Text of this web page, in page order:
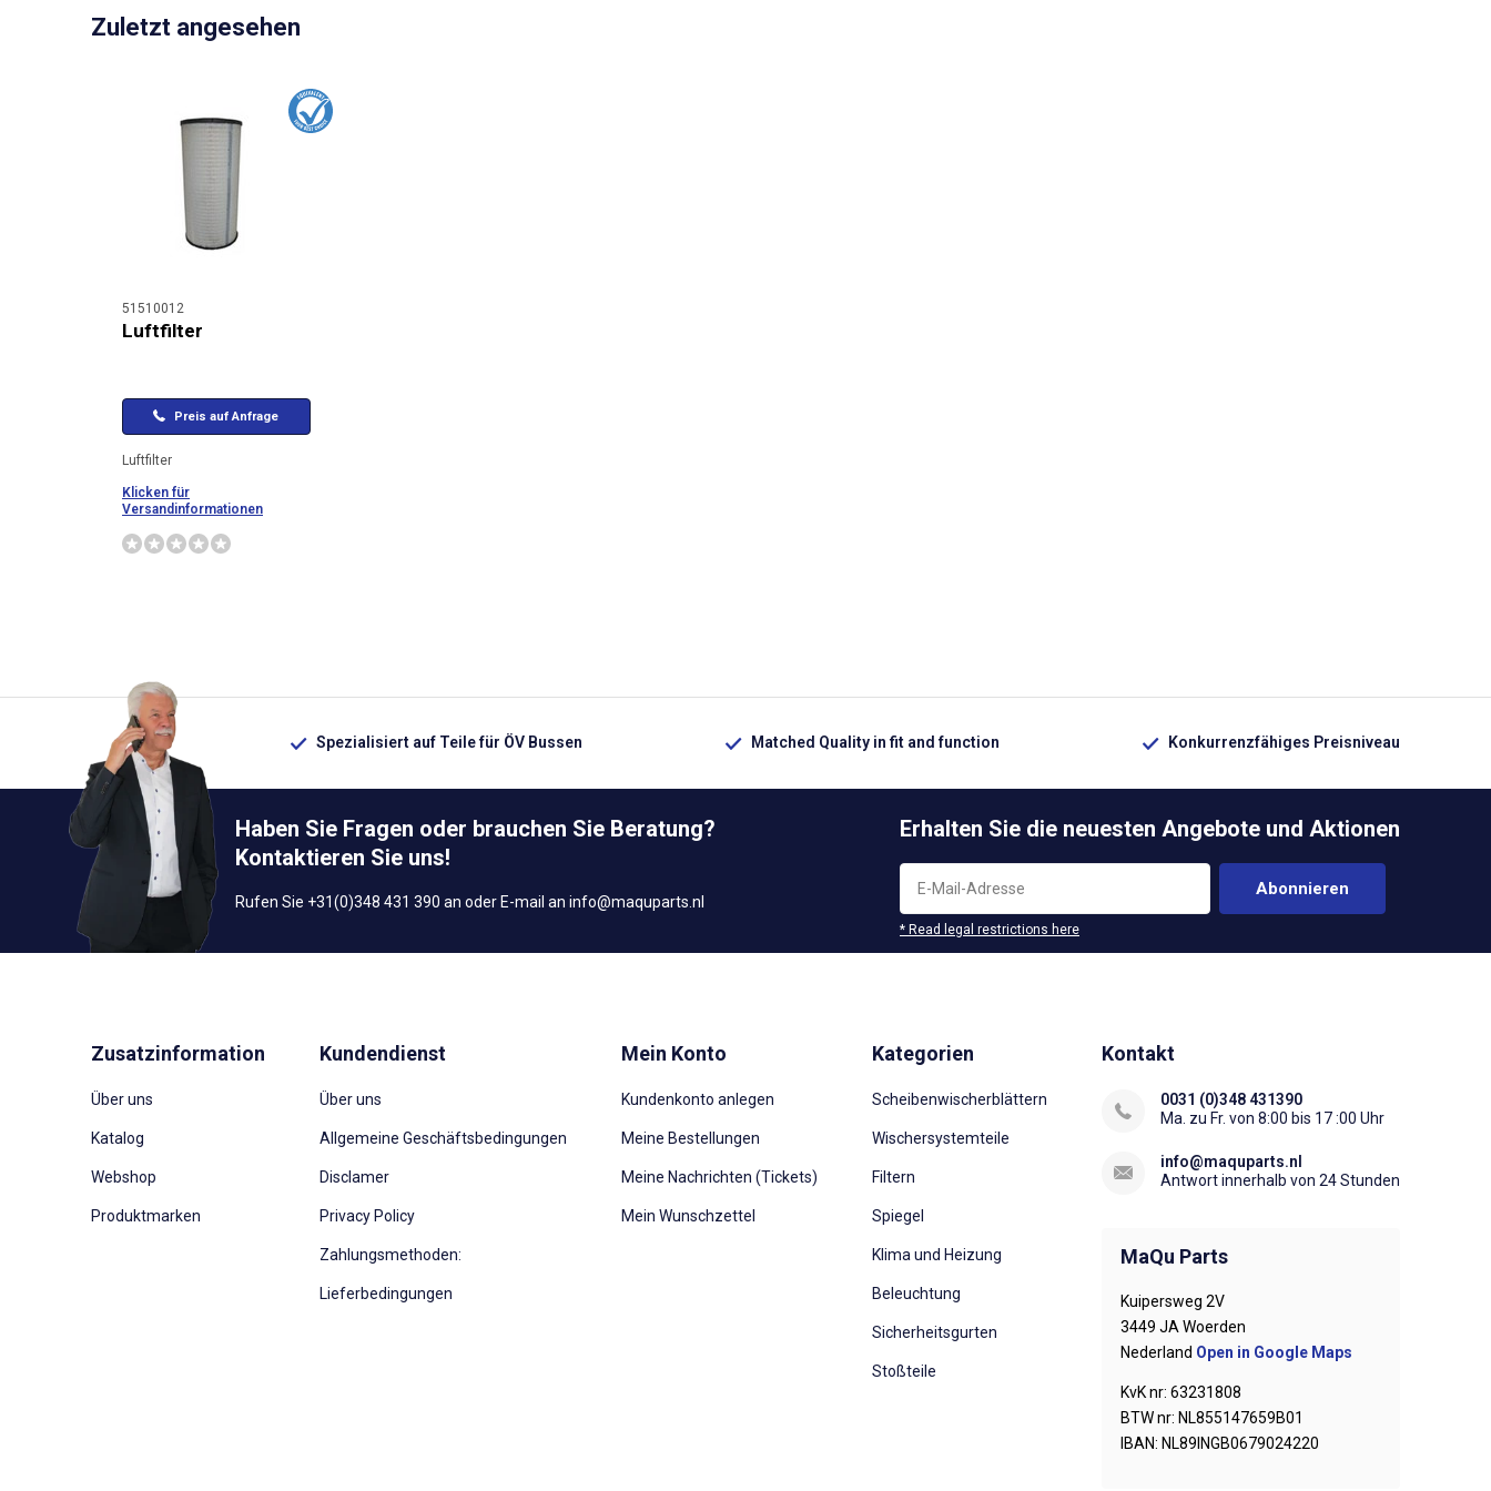
Zuletzt angesehen
51510012
Luftfilter
Preis auf Anfrage
Luftfilter
Klicken für
Versandinformationen
Spezialisiert auf Teile für ÖV Bussen Matched Quality in fit and function Konkurrenzfähiges Preisniveau
Haben Sie Fragen oder brauchen Sie Beratung?
Kontaktieren Sie uns!
Rufen Sie +31(0)348 431 390 an oder E-mail an info@maquparts.nl
Erhalten Sie die neuesten Angebote und Aktionen
Abonnieren
* Read legal restrictions here
Zusatzinformation
Über uns
Katalog
Webshop
Produktmarken
Kundendienst
Über uns
Allgemeine Geschäftsbedingungen
Disclamer
Privacy Policy
Zahlungsmethoden:
Lieferbedingungen
Mein Konto
Kundenkonto anlegen
Meine Bestellungen
Meine Nachrichten (Tickets)
Mein Wunschzettel
Kategorien
Scheibenwischerblättern
Wischersystemteile
Filtern
Spiegel
Klima und Heizung
Beleuchtung
Sicherheitsgurten
Stoßteile
Kontakt
0031 (0)348 431390
Ma. zu Fr. von 8:00 bis 17 :00 Uhr
info@maquparts.nl
Antwort innerhalb von 24 Stunden
MaQu Parts
Kuipersweg 2V
3449 JA Woerden
Nederland Open in Google Maps
KvK nr: 63231808
BTW nr: NL855147659B01
IBAN: NL89INGB0679024220